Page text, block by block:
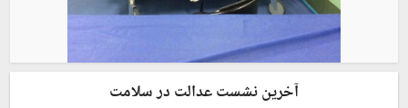
آخرین نشست عدالت در سلامت